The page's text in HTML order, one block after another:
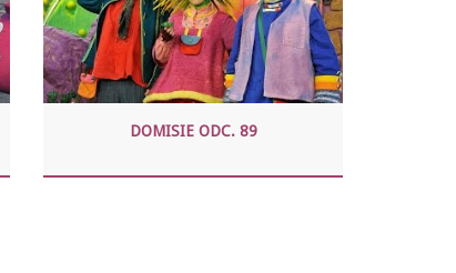
DOMISIE ODC. 89